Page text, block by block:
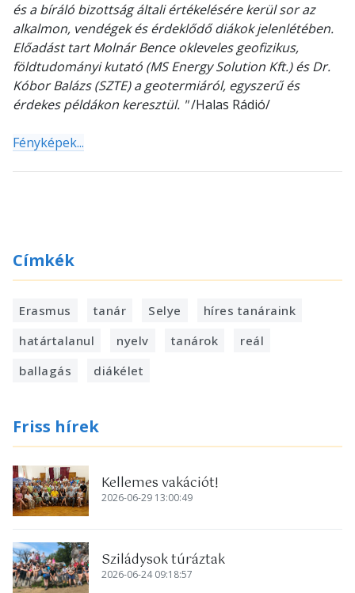
és a bíráló bizottság általi értékelésére kerül sor az
alkalmon, vendégek és érdeklődő diákok jelenlétében.
Előadást tart Molnár Bence okleveles geofizikus,
földtudományi kutató (MS Energy Solution Kft.) és Dr.
Kóbor Balázs (SZTE) a geotermiáról, egyszerű és
érdekes példákon keresztül. "/Halas Rádió/
Fényképek...
Címkék
Erasmus tanár Selye
híres tanáraink
határtalanul
nyelv tanárok
reál
ballagás
diákélet
Friss hírek
2026-06-29 13:00:49
Kellemes vakációt!
2026-06-24 09:18:57
Sziládysok túráztak